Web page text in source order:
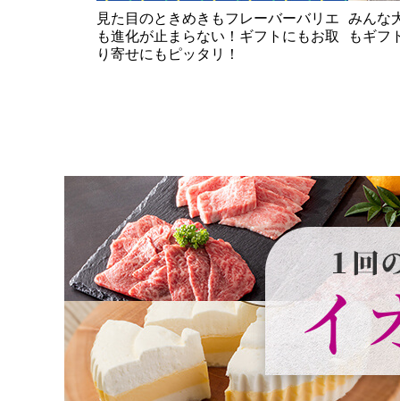
グルメ定期便は1回のご注文で『毎月お
届け』します！